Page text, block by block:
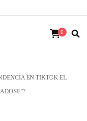
0
EN TIKTOK EL